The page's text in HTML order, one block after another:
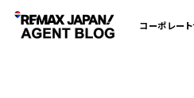
コーポレー